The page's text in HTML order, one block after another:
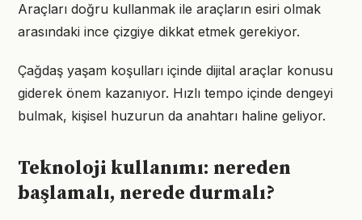
Araçları doğru kullanmak ile araçların esiri olmak
arasındaki ince çizgiye dikkat etmek gerekiyor.
Çağdaş yaşam koşulları içinde dijital araçlar konusu
giderek önem kazanıyor. Hızlı tempo içinde dengeyi
bulmak, kişisel huzurun da anahtarı haline geliyor.
Teknoloji kullanımı: nereden
başlamalı, nerede durmalı?